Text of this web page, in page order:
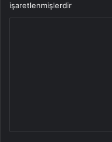
işaretlenmişlerdir